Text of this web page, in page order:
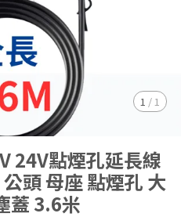
1 / 1
24V點煙孔延長線
頭 母座 點煙孔 大
蓋 3.6米